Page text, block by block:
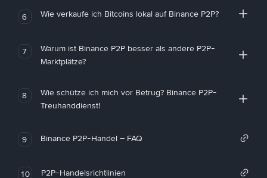
6 Wie verkaufe ich Bitcoins lokal auf Binance P2P?
7
Warum ist Binance P2P besser als andere P2P-
Marktplätze?
8
Wie schütze ich mich vor Betrug? Binance P2P-
Treuhanddienst!
9 Binance P2P-Handel – FAQ
10 P2P-Handelsrichtlinien